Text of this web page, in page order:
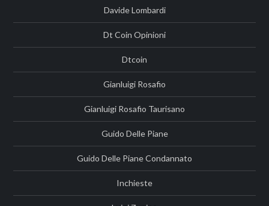
Davide Lombardi
Dt Coin Opinioni
Dtcoin
Gianluigi Rosafio
Gianluigi Rosafio Taurisano
Guido Delle Piane
Guido Delle Piane Condannato
Inchieste